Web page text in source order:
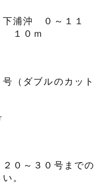
浦沖 ０～１１
１０ｍ
（ダブルのカット
０～３０号までの
。